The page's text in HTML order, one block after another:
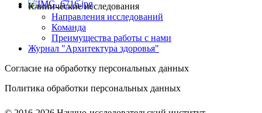
Клинические исследования
Направления исследований
Команда
Преимущества работы с нами
Журнал "Архитектура здоровья"
Согласие на обработку персональных данных
Политика обработки персональных данных